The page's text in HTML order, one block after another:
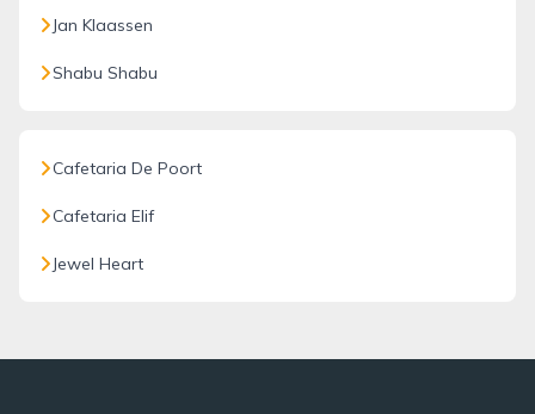
Jan Klaassen
Shabu Shabu
Cafetaria De Poort
Cafetaria Elif
Jewel Heart